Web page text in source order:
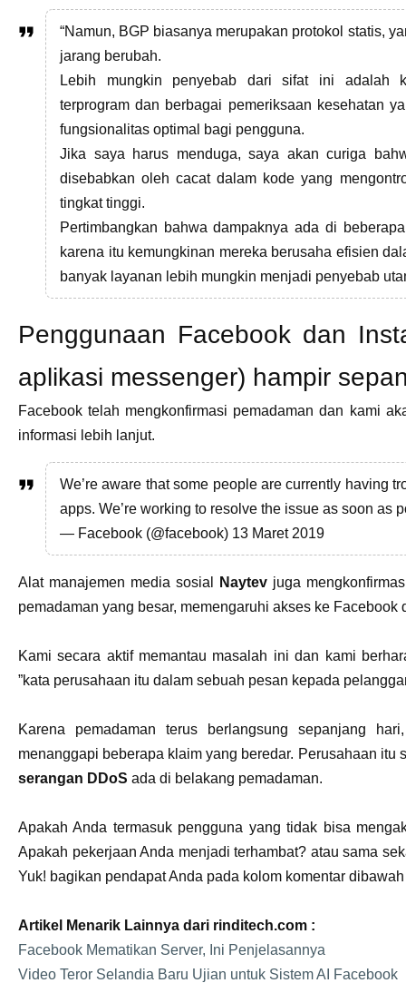
“Namun, BGP biasanya merupakan protokol statis,
jarang berubah.
Lebih mungkin penyebab dari sifat ini adalah
terprogram dan berbagai pemeriksaan kesehatan
fungsionalitas optimal bagi pengguna.
Jika saya harus menduga, saya akan curiga
disebabkan oleh cacat dalam kode yang
tingkat tinggi.
Pertimbangkan bahwa dampaknya ada di
karena itu kemungkinan mereka berusaha efisien
banyak layanan lebih mungkin menjadi penyebab
Penggunaan Facebook dan
aplikasi messenger) hampir
Facebook telah mengkonfirmasi pemadaman dan kami
informasi lebih lanjut.
We’re aware that some people are currently having
apps. We’re working to resolve the issue as soon as
— Facebook (@facebook) 13 Maret 2019
Alat manajemen media sosial Naytev juga
pemadaman yang besar, memengaruhi akses ke
Kami secara aktif memantau masalah ini dan kami
”kata perusahaan itu dalam sebuah pesan kepada
Karena pemadaman terus berlangsung sepanjang
menanggapi beberapa klaim yang beredar. Perusahaan itu
serangan DDoS ada di belakang pemadaman.
Apakah Anda termasuk pengguna yang tidak bisa
Apakah pekerjaan Anda menjadi terhambat? atau sama
Yuk! bagikan pendapat Anda pada kolom komentar dibawah
Artikel Menarik Lainnya dari rinditech.com :
Facebook Mematikan Server, Ini Penjelasannya
Video Teror Selandia Baru Ujian untuk Sistem AI Facebook